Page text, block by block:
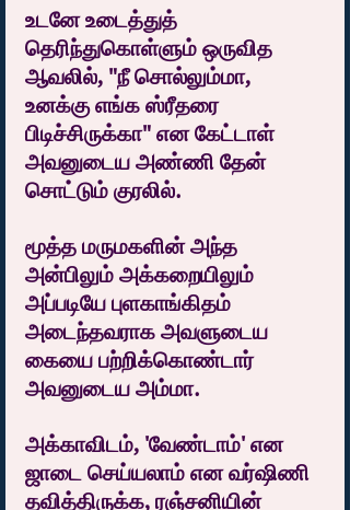
உடனே உடைத்துத்
தெரிந்துகொள்ளும் ஒருவித
ஆவலில், "நீ சொல்லும்மா,
உனக்கு எங்க ஸ்ரீதரை
பிடிச்சிருக்கா" என கேட்டாள்
அவனுடைய அண்ணி தேன்
சொட்டும் குரலில்.
மூத்த மருமகளின் அந்த
அன்பிலும் அக்கறையிலும்
அப்படியே புளகாங்கிதம்
அடைந்தவராக அவளுடைய
கையை பற்றிக்கொண்டார்
அவனுடைய அம்மா.
அக்காவிடம், 'வேண்டாம்' என
ஜாடை செய்யலாம் என வர்ஷிணி
தவித்திருக்க, ரஞ்சனியின்